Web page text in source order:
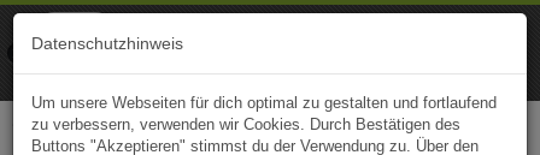
Datenschutzhinweis
Um unsere Webseiten für dich optimal zu gestalten und fortlaufend
zu verbessern, verwenden wir Cookies. Durch Bestätigen des
Buttons "Akzeptieren" stimmst du der Verwendung zu. Über den
Naviki